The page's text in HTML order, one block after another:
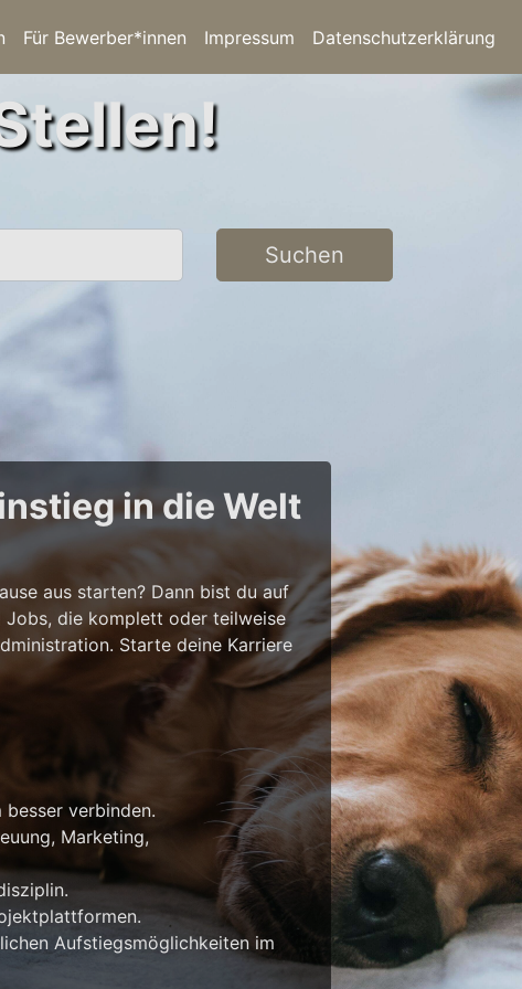
Für Bewerber*innen Impressum Datenschutzerklärung
Suchen
in die Welt
aus starten? Dann bist du auf
Jobs, die komplett oder teilweise
Starte deine Karriere
verbinden.
Marketing,
Aufstiegsmöglichkeiten im